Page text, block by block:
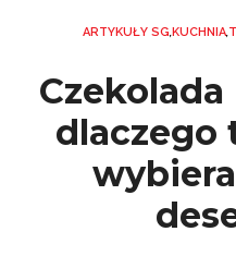
ARTYKUŁY SG KUCHNIA,
Czekolada
dlaczego